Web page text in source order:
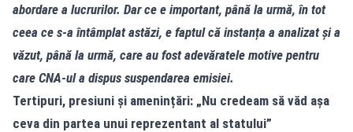
abordare a lucrurilor. Dar ce e important, până la urmă, în tot
ceea ce s‑a întâmplat astăzi, e faptul că instanța a analizat și a
văzut, până la urmă, care au fost adevăratele motive pentru
care CNA‑ul a dispus suspendarea emisiei.
Tertipuri, presiuni și amenințări: „Nu credeam să văd așa
ceva din partea unui reprezentant al statului”